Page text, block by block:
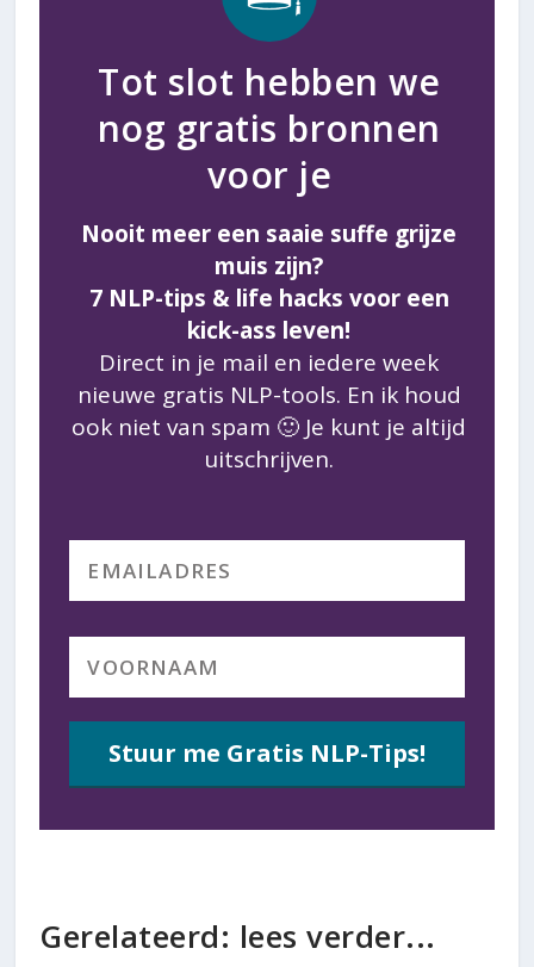
Gerelateerd: lees verder...
Tot slot hebben we
nog gratis bronnen
voor je
Nooit meer een saaie suffe grijze
muis zijn?
7 NLP-tips & life hacks voor een
kick-ass leven!
Direct in je mail en iedere week
nieuwe gratis NLP-tools. En ik houd
ook niet van spam 🙂 Je kunt je altijd
uitschrijven.
Stuur me Gratis NLP-Tips!